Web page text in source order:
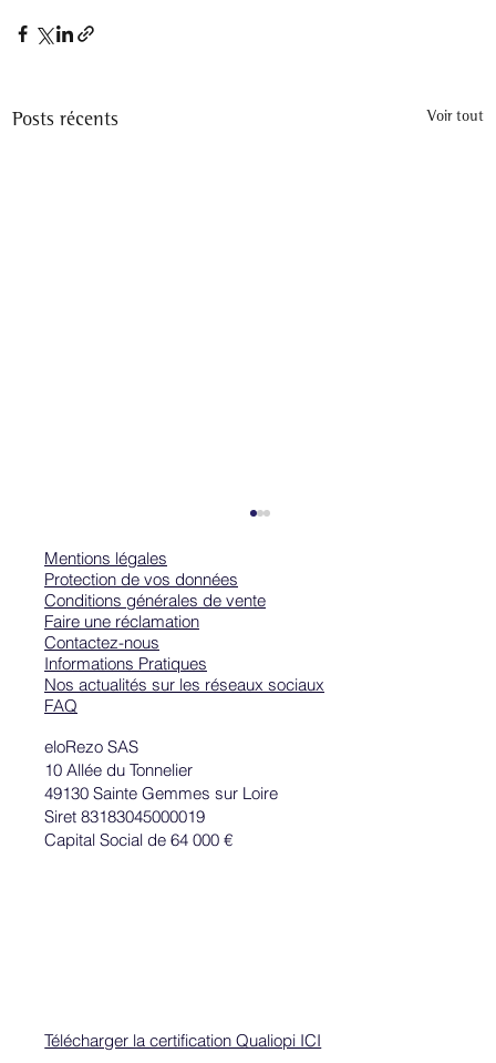
Posts récents Voir tout
Comment écrire une bonne accroche ?
eloRezo SAS
10 Allée du Tonnelier
49130 Sainte Gemmes sur Loire
Siret 83183045000019
Capital Social de 64 000 €
Mentions légales
Protection de vos données
Conditions générales de vente
Faire une réclamation
Contactez-nous
Informations Pratiques
Nos actualités sur les réseaux sociaux
FAQ
Télécharger la certification Qualiopi ICI